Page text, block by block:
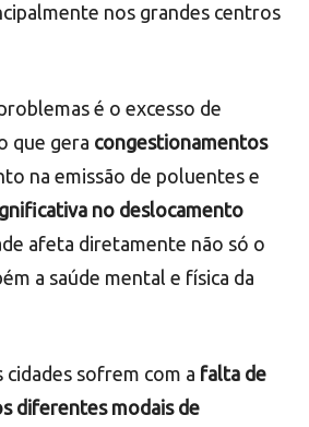
nos grandes centros
é o excesso de
que gera congestionamentos
na emissão de poluentes e
no deslocamento
afeta diretamente não só o
a saúde mental e física da
sofrem com a falta de
diferentes modais de